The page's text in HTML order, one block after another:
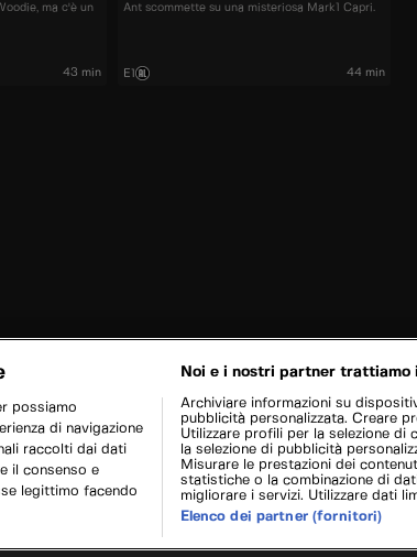
ma c'è un
43 min
Ant scommette su una misteriosa Mark1 Capri.
E1 44 min
possiamo
di navigazione
raccolti dai dati
il consenso e
legittimo facendo
Noi e i nostri partner trattiamo
Archiviare informazioni su
pubblicità personalizzata. Creare
Utilizzare profili per la selezione di
la selezione di pubblicità
Misurare le prestazioni dei
statistiche o la combinazione di
migliorare i servizi. Utilizzare dati
Elenco dei partner (fornitori)